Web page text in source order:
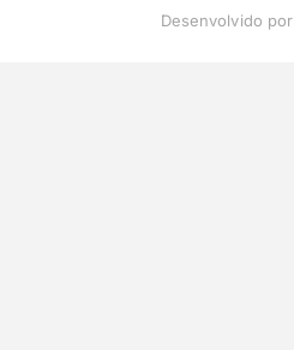
Desenvolvido por